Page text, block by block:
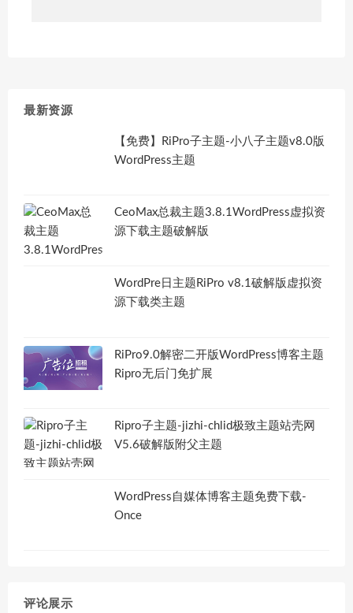
最新资源
【免费】RiPro子主题-小八子主题v8.0版
WordPress主题
CeoMax总裁主题3.8.1WordPress虚拟资
源下载主题破解版
WordPre日主题RiPro v8.1破解版虚拟资
源下载类主题
RiPro9.0解密二开版WordPress博客主题
Ripro无后门免扩展
Ripro子主题-jizhi-chlid极致主题站壳网
V5.6破解版附父主题
WordPress自媒体博客主题免费下载-
Once
评论展示